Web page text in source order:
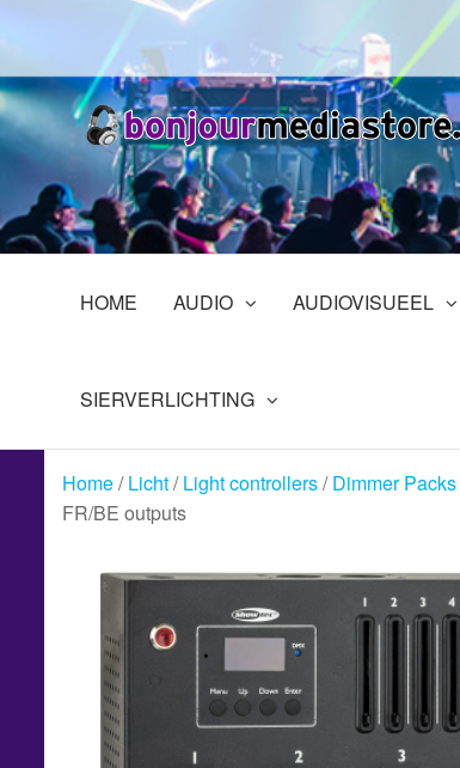
de
inhoud
HOME AUDIO AUDIOVISUEEL
SIERVERLICHTING
Home/Licht/Light controllers/Dimmer Packs
FR/BE outputs